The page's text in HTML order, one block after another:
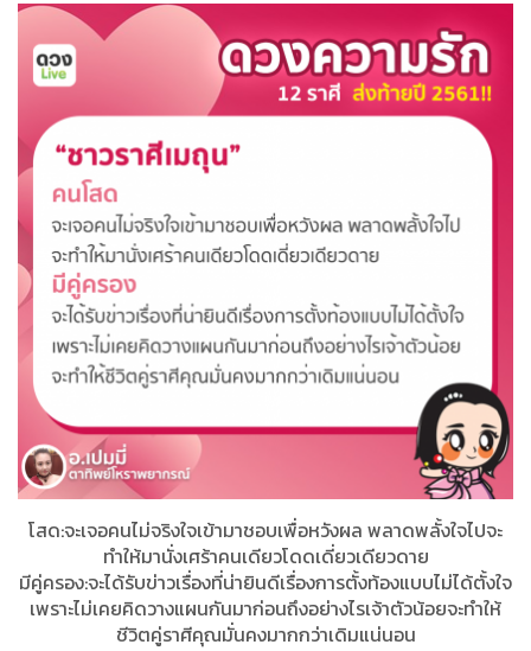
โสด:จะเจอคนไม่จริงใจเข้ามาชอบเพื่อหวังผล​ พลาดพลั้งใจไปจะ
ทำให้มานั่งเศร้าคนเดียวโดดเดี่ยวเดียวดาย
มีคู่ครอง:จะได้รับข่าวเรื่องที่น่ายินดีเรื่องการตั้งท้องแบบไม่ได้ตั้งใจ
เพราะไม่เคยคิดวางแผนกันมาก่อนถึงอย่างไรเจ้าตัวน้อยจะทำให้
ชีวิตคู่ราศีคุณมั่นคงมากกว่าเดิมแน่นอน